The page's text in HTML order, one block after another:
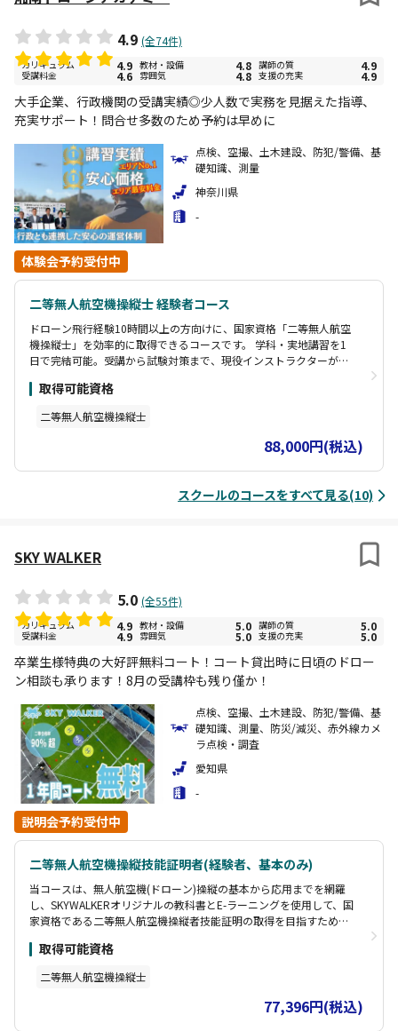
4.9 (全74件)
カリキュラム 4.9 教材・設備 4.8 講師の質 4.9
受講料金 4.6 雰囲気 4.8 支援の充実 4.9
大手企業、行政機関の受講実績◎少人数で実務を見据えた指導、
充実サポート！問合せ多数のため予約は早めに
点検、空撮、土木建設、防犯/警備、基
礎知識、測量
神奈川県
-
体験会予約受付中
二等無人航空機操縦士 経験者コース
ドローン飛行経験10時間以上の方向けに、国家資格「二等無人航空
機操縦士」を効率的に取得できるコースです。 学科・実地講習を1
日で完結可能。受講から試験対策まで、現役インストラクターが丁
取得可能資格
二等無人航空機操縦士
88,000円(税込)
スクールのコースをすべて見る(10)
SKY WALKER
5.0 (全55件)
カリキュラム 4.9 教材・設備 5.0 講師の質 5.0
受講料金 4.9 雰囲気 5.0 支援の充実 5.0
卒業生様特典の大好評無料コート！コート貸出時に日頃のドロー
ン相談も承ります！8月の受講枠も残り僅か！
点検、空撮、土木建設、防犯/警備、基
礎知識、測量、防災/減災、赤外線カメ
ラ点検・調査
愛知県
-
説明会予約受付中
二等無人航空機操縦技能証明者(経験者、基本のみ)
当コースは、無人航空機(ドローン)操縦の基本から応用までを網羅
し、SKYWALKERオリジナルの教科書とE-ラーニングを使用して、国
家資格である二等無人航空機操縦者技能証明の取得を目指すための
ます。(座学・修了審査含む) 別途、E-ラーニング費用が必要です。
【受講生様特典】 ・DIPSマニュアル 包括申請編 ・DIPS2.0 飛行計
画通報マニュアル
取得可能資格
二等無人航空機操縦士
77,396円(税込)